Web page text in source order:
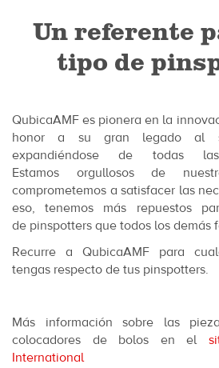
Un referente
tipo de
QubicaAMF es pionera en la
honor a su gran legado al
expandiéndose de todas
Estamos orgullosos de
comprometemos a satisfacer las
eso, tenemos más repuestos
de pinspotters que todos los demás
Recurre a QubicaAMF para
tengas respecto de tus pinspotters.
Más información sobre las
colocadores de bolos en el
International